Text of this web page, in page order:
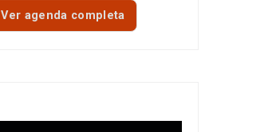
Ver agenda completa